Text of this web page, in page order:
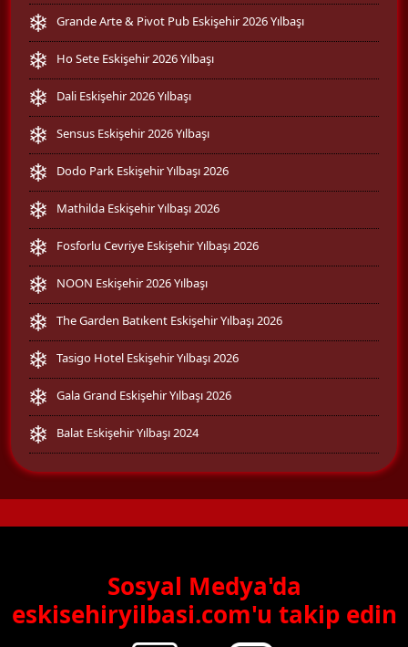
Grande Arte & Pivot Pub Eskişehir 2026 Yılbaşı
Ho Sete Eskişehir 2026 Yılbaşı
Dali Eskişehir 2026 Yılbaşı
Sensus Eskişehir 2026 Yılbaşı
Dodo Park Eskişehir Yılbaşı 2026
Mathilda Eskişehir Yılbaşı 2026
Fosforlu Cevriye Eskişehir Yılbaşı 2026
NOON Eskişehir 2026 Yılbaşı
The Garden Batıkent Eskişehir Yılbaşı 2026
Tasigo Hotel Eskişehir Yılbaşı 2026
Gala Grand Eskişehir Yılbaşı 2026
Balat Eskişehir Yılbaşı 2024
Sosyal Medya'da
eskisehiryilbasi.com'u takip edin